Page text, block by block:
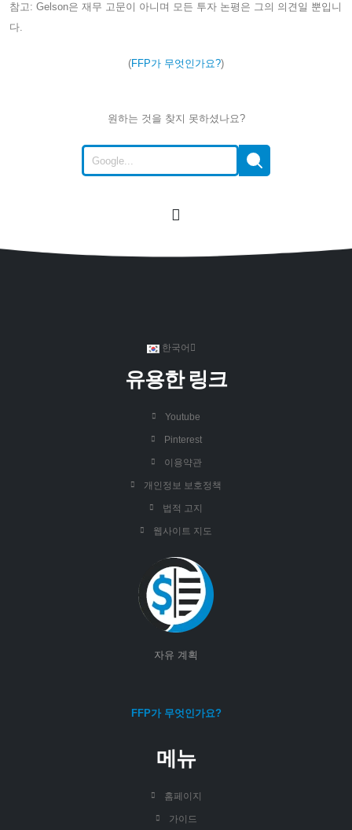
참고: Gelson은 재무 고문이 아니며 모든 투자 논평은 그의 의견일 뿐입니
다.
(FFP가 무엇인가요?)
원하는 것을 찾지 못하셨나요?
한국어
유용한 링크
Youtube
Pinterest
이용약관
개인정보 보호정책
법적 고지
웹사이트 지도
자유 계획
FFP가 무엇인가요?
메뉴
홈페이지
가이드